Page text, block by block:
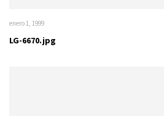
enero 1, 1999
LG-6670.jpg